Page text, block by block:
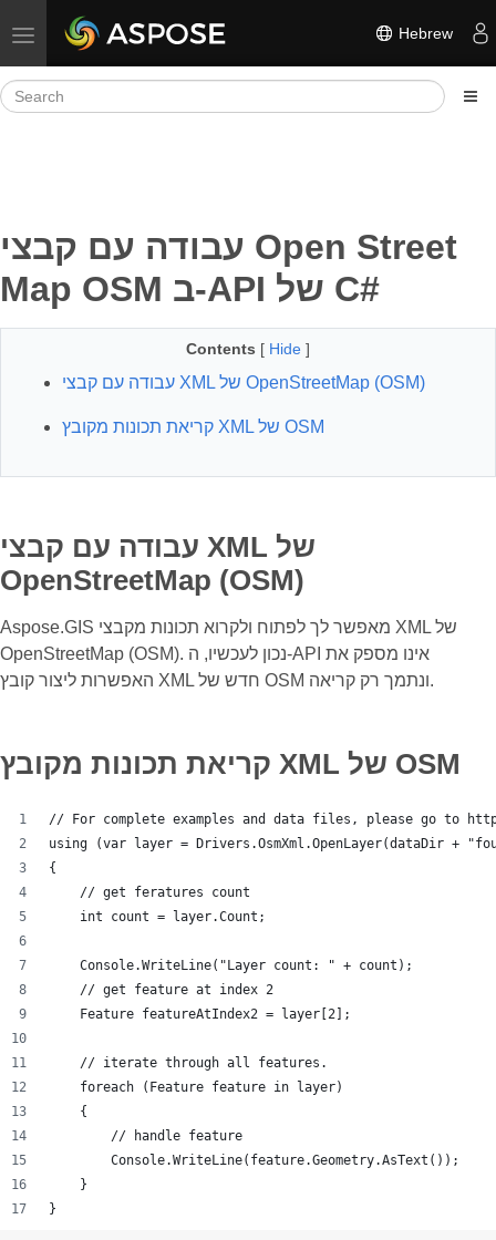
Toggle navigation Hebrew
עבודה עם קבצי Open Street
Map OSM ב-API של C#
Contents [ Hide ]
עבודה עם קבצי XML של OpenStreetMap (OSM)
קריאת תכונות מקובץ XML של OSM
עבודה עם קבצי XML של
OpenStreetMap (OSM)
Aspose.GIS מאפשר לך לפתוח ולקרוא תכונות מקבצי XML של
OpenStreetMap (OSM). נכון לעכשיו, ה-API אינו מספק את
האפשרות ליצור קובץ XML חדש של OSM ונתמך רק קריאה.
קריאת תכונות מקובץ XML של OSM
// For complete examples and data files, please go to
using (var layer = Drivers.OsmXml.OpenLayer(dataDir +
{
    // get feratures count
    int count = layer.Count;
    Console.WriteLine("Layer count: " + count);
    // get feature at index 2
    Feature featureAtIndex2 = layer[2];
    // iterate through all features.
    foreach (Feature feature in layer)
    {
        // handle feature
        Console.WriteLine(feature.Geometry.AsText());
    }
}